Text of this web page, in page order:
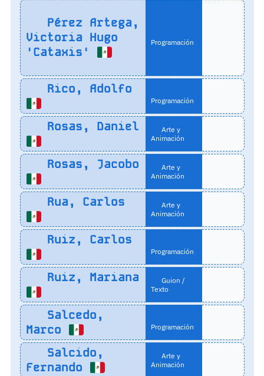
Pérez Artega,
Victoria Hugo
'Cataxis'
Programación
Rico, Adolfo
Programación
Rosas, Daniel
Arte y
Animación
Rosas, Jacobo
Arte y
Animación
Rua, Carlos
Arte y
Animación
Ruiz, Carlos
Programación
Ruiz, Mariana
Guion /
Texto
Salcedo,
Marco
Programación
Salcido,
Fernando
Arte y
Animación